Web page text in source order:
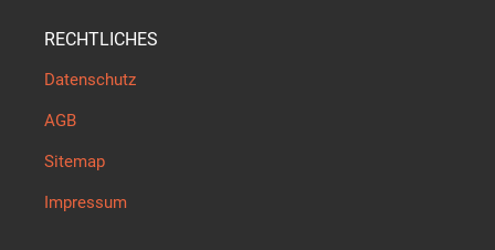
RECHTLICHES
Datenschutz
AGB
Sitemap
Impressum